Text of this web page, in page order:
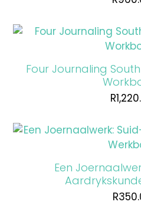
Four Journaling
R
Een
R